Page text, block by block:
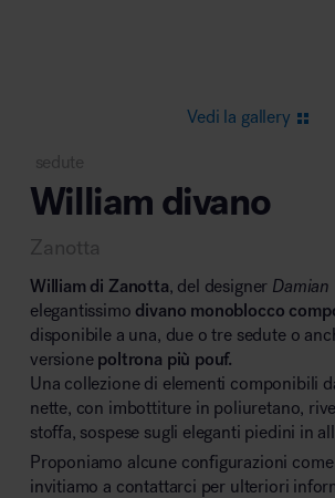
Area lounge e attesa
Area outdoor
Vedi la gallery
sedute
William divano
Zanotta
William di Zanotta, del designer
elegantissimo divano monoblocco
disponibile a una, due o tre sedute o
versione poltrona più pouf.
Una collezione di elementi componibili
nette, con imbottiture in poliuretano,
stoffa, sospese sugli eleganti piedini in
Proponiamo alcune configurazioni
invitiamo a contattarci per ulteriori